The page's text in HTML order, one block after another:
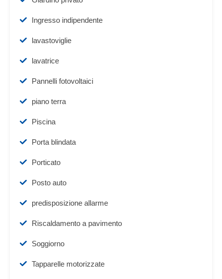
Ingresso indipendente
lavastoviglie
lavatrice
Pannelli fotovoltaici
piano terra
Piscina
Porta blindata
Porticato
Posto auto
predisposizione allarme
Riscaldamento a pavimento
Soggiorno
Tapparelle motorizzate